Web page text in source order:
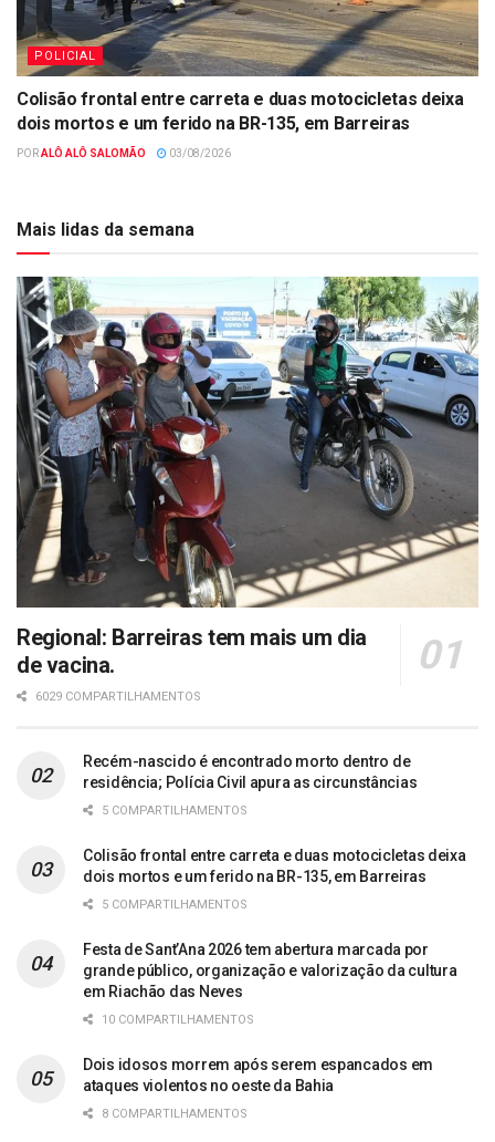
POLICIAL
Colisão frontal entre carreta e duas motocicletas deixa
dois mortos e um ferido na BR-135, em Barreiras
PORALÔ ALÔ SALOMÃO 03/08/2026
Mais lidas da semana
Regional: Barreiras tem mais um dia
de vacina.
6029 COMPARTILHAMENTOS
Recém-nascido é encontrado morto dentro de
residência; Polícia Civil apura as circunstâncias
5 COMPARTILHAMENTOS
Colisão frontal entre carreta e duas motocicletas deixa
dois mortos e um ferido na BR-135, em Barreiras
5 COMPARTILHAMENTOS
Festa de Sant’Ana 2026 tem abertura marcada por
grande público, organização e valorização da cultura
em Riachão das Neves
10 COMPARTILHAMENTOS
Dois idosos morrem após serem espancados em
ataques violentos no oeste da Bahia
8 COMPARTILHAMENTOS